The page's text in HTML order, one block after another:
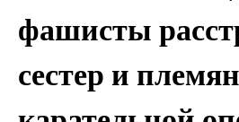
фашисты
сестер и